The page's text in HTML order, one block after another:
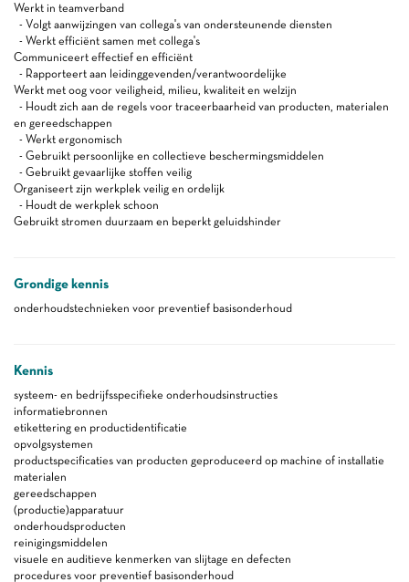
Werkt in teamverband
- Volgt aanwijzingen van collega's van ondersteunende diensten
- Werkt efficiënt samen met collega's
Communiceert effectief en efficiënt
- Rapporteert aan leidinggevenden/verantwoordelijke
Werkt met oog voor veiligheid, milieu, kwaliteit en welzijn
- Houdt zich aan de regels voor traceerbaarheid van producten, materialen
en gereedschappen
- Werkt ergonomisch
- Gebruikt persoonlijke en collectieve beschermingsmiddelen
- Gebruikt gevaarlijke stoffen veilig
Organiseert zijn werkplek veilig en ordelijk
- Houdt de werkplek schoon
Gebruikt stromen duurzaam en beperkt geluidshinder
Grondige kennis
onderhoudstechnieken voor preventief basisonderhoud
Kennis
systeem- en bedrijfsspecifieke onderhoudsinstructies
informatiebronnen
etikettering en productidentificatie
opvolgsystemen
productspecificaties van producten geproduceerd op machine of installatie
materialen
gereedschappen
(productie)apparatuur
onderhoudsproducten
reinigingsmiddelen
visuele en auditieve kenmerken van slijtage en defecten
procedures voor preventief basisonderhoud